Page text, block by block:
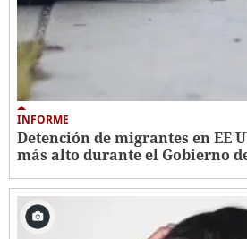
INFORME
Detención de migrantes en EE
más alto durante el Gobierno